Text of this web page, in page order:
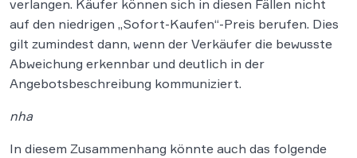
verlangen. Käufer können sich in diesen Fällen nicht
auf den niedrigen „Sofort-Kaufen“-Preis berufen. Dies
gilt zumindest dann, wenn der Verkäufer die bewusste
Abweichung erkennbar und deutlich in der
Angebotsbeschreibung kommuniziert.
nha
In diesem Zusammenhang könnte auch das folgende